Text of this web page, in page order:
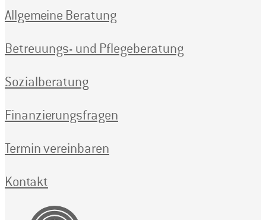
Allgemeine Beratung
Betreuungs- und Pflegeberatung
Sozialberatung
Finanzierungsfragen
Termin vereinbaren
Kontakt